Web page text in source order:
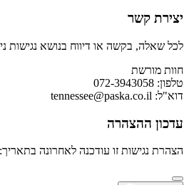
יצירת קשר
לכל שאלה, בקשה או דיווח בנושא נגישות
חוות מורשת
טלפון: 072-3943058
דוא"ל: tennessee@paska.co.il
עדכון ההצהרה
הצהרת נגישות זו עודכנה לאחרונה בתאריך: יולי